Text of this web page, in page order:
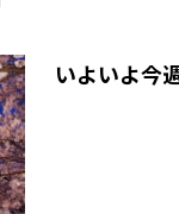
いよいよ今